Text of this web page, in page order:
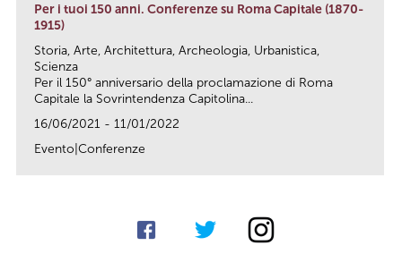
Per i tuoi 150 anni. Conferenze su Roma Capitale (1870-
1915)
Storia, Arte, Architettura, Archeologia, Urbanistica,
Scienza
Per il 150° anniversario della proclamazione di Roma
Capitale la Sovrintendenza Capitolina...
16/06/2021 - 11/01/2022
Evento|Conferenze